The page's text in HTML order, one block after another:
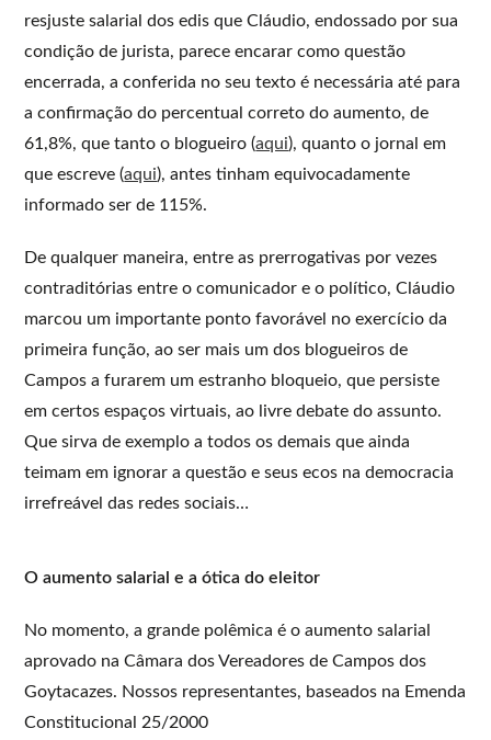
resjuste salarial dos edis que Cláudio, endossado por sua
condição de jurista, parece encarar como questão
encerrada, a conferida no seu texto é necessária até para
a confirmação do percentual correto do aumento, de
61,8%, que tanto o blogueiro (aqui), quanto o jornal em
que escreve (aqui), antes tinham equivocadamente
informado ser de 115%.
De qualquer maneira, entre as prerrogativas por vezes
contraditórias entre o comunicador e o político, Cláudio
marcou um importante ponto favorável no exercício da
primeira função, ao ser mais um dos blogueiros de
Campos a furarem um estranho bloqueio, que persiste
em certos espaços virtuais, ao livre debate do assunto.
Que sirva de exemplo a todos os demais que ainda
teimam em ignorar a questão e seus ecos na democracia
irrefreável das redes sociais…
O aumento salarial e a ótica do eleitor
No momento, a grande polêmica é o aumento salarial
aprovado na Câmara dos Vereadores de Campos dos
Goytacazes. Nossos representantes, baseados na Emenda
Constitucional 25/2000